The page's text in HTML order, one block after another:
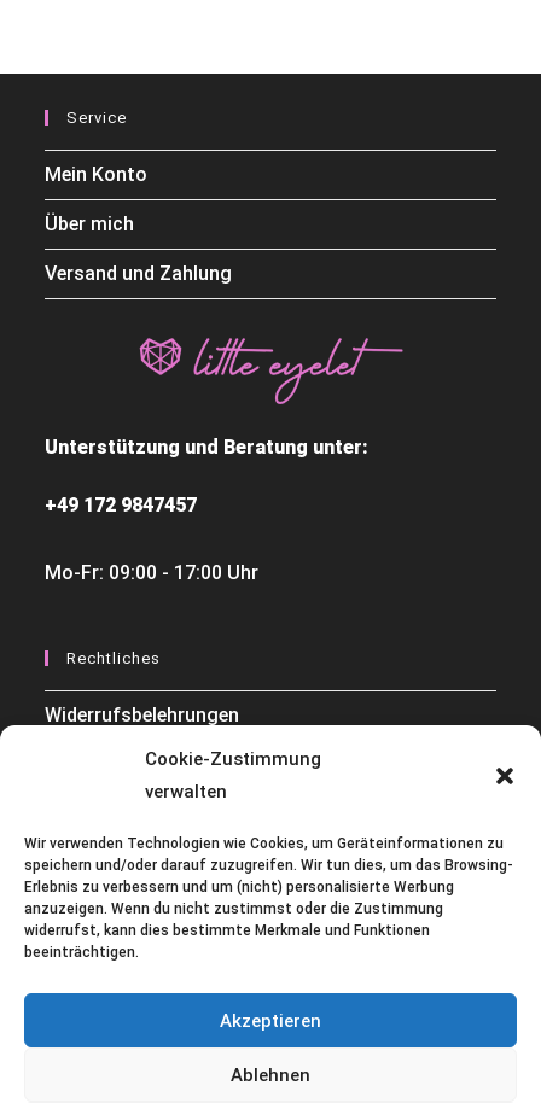
Cookie-Zustimmung
verwalten
Wir verwenden Technologien wie Cookies, um Geräteinformationen zu
speichern und/oder darauf zuzugreifen. Wir tun dies, um das Browsing-
Erlebnis zu verbessern und um (nicht) personalisierte Werbung
anzuzeigen. Wenn du nicht zustimmst oder die Zustimmung
widerrufst, kann dies bestimmte Merkmale und Funktionen
beeinträchtigen.
Akzeptieren
Ablehnen
Service
Mein Konto
Über mich
Versand und Zahlung
Unterstützung und Beratung unter:
+49 172 9847457
Mo-Fr: 09:00 - 17:00 Uhr
Rechtliches
Widerrufsbelehrungen
Datenschutzerklärung
Impressum
Cookie-Richtlinie (EU)
Kontakt